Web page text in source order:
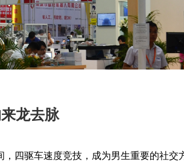
龙去脉
驱车速度竞技，成为男生重要的社交